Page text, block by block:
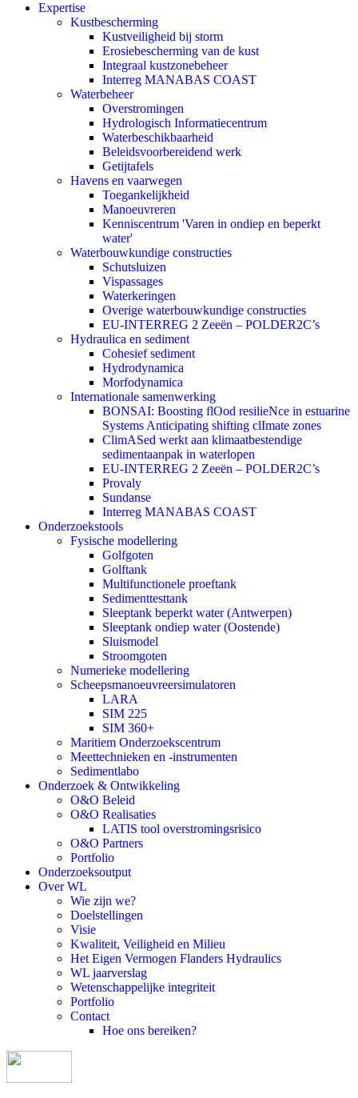
Expertise
Kustbescherming
Kustveiligheid bij storm
Erosiebescherming van de kust
Integraal kustzonebeheer
Interreg MANABAS COAST
Waterbeheer
Overstromingen
Hydrologisch Informatiecentrum
Waterbeschikbaarheid
Beleidsvoorbereidend werk
Getijtafels
Havens en vaarwegen
Toegankelijkheid
Manoeuvreren
Kenniscentrum 'Varen in ondiep en beperkt
water'
Waterbouwkundige constructies
Schutsluizen
Vispassages
Waterkeringen
Overige waterbouwkundige constructies
EU-INTERREG 2 Zeeën – POLDER2C’s
Hydraulica en sediment
Cohesief sediment
Hydrodynamica
Morfodynamica
Internationale samenwerking
BONSAI: Boosting flOod resilieNce in estuarine
Systems Anticipating shifting clImate zones
ClimASed werkt aan klimaatbestendige
sedimentaanpak in waterlopen
EU-INTERREG 2 Zeeën – POLDER2C’s
Provaly
Sundanse
Interreg MANABAS COAST
Onderzoekstools
Fysische modellering
Golfgoten
Golftank
Multifunctionele proeftank
Sedimenttesttank
Sleeptank beperkt water (Antwerpen)
Sleeptank ondiep water (Oostende)
Sluismodel
Stroomgoten
Numerieke modellering
Scheepsmanoeuvreersimulatoren
LARA
SIM 225
SIM 360+
Maritiem Onderzoekscentrum
Meettechnieken en -instrumenten
Sedimentlabo
Onderzoek & Ontwikkeling
O&O Beleid
O&O Realisaties
LATIS tool overstromingsrisico
O&O Partners
Portfolio
Onderzoeksoutput
Over WL
Wie zijn we?
Doelstellingen
Visie
Kwaliteit, Veiligheid en Milieu
Het Eigen Vermogen Flanders Hydraulics
WL jaarverslag
Wetenschappelijke integriteit
Portfolio
Contact
Hoe ons bereiken?